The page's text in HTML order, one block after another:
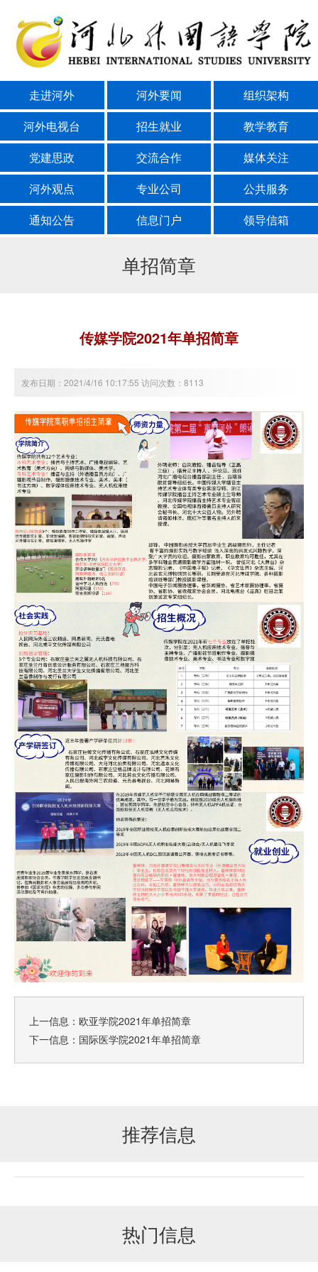
走进河外 河外要闻
组织架构
河外电视台
招生就业
教学教育
党建思政
交流合作
媒体关注
河外观点
专业公司
公共服务
通知公告
信息门户 领导信箱
单招简章
传媒学院2021年单招简章
发布日期：2021/4/16 10:17:55 访问次数：8113
上一信息： 欧亚学院2021年单招简章
下一信息： 国际医学院2021年单招简章
推荐信息
热门信息